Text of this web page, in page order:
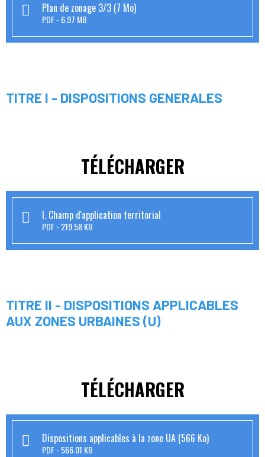
Plan de zonage 3/3 (7 Mo)
PDF 6.97 MB
TITRE I - DISPOSITIONS GENERALES
TÉLÉCHARGER
I. Champ d'application territorial
PDF 219.58 KB
TITRE II - DISPOSITIONS APPLICABLES
AUX ZONES URBAINES (U)
TÉLÉCHARGER
Dispositions applicables à la zone UA (566 Ko)
PDF 566.01 KB